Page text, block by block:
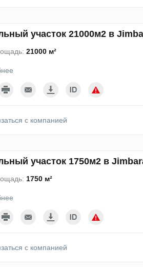
участок 21000м2 в
21000 м²
с компанией
участок 1750м2 в
1750 м²
с компанией